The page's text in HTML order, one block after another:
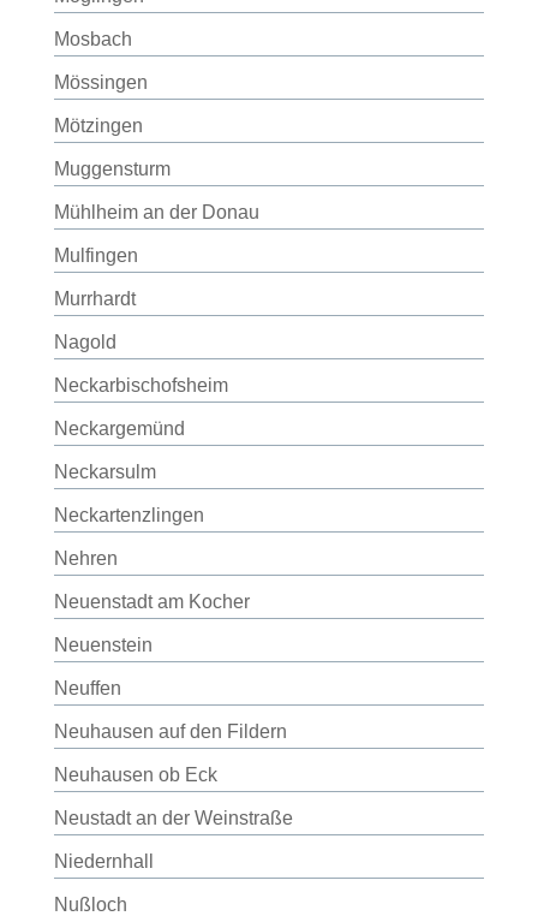
Mosbach
Mössingen
Mötzingen
Muggensturm
Mühlheim an der Donau
Mulfingen
Murrhardt
Nagold
Neckarbischofsheim
Neckargemünd
Neckarsulm
Neckartenzlingen
Nehren
Neuenstadt am Kocher
Neuenstein
Neuffen
Neuhausen auf den Fildern
Neuhausen ob Eck
Neustadt an der Weinstraße
Niedernhall
Nußloch